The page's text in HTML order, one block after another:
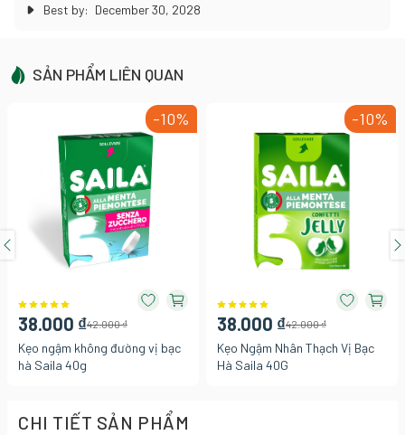
Best by: December 30, 2028
SẢN PHẨM LIÊN QUAN
-10%
38.000 ₫42.000 ₫
Kẹo ngậm không đường vị bạc
hà Saila 40g
-10%
38.000 ₫42.000 ₫
Kẹo Ngậm Nhân Thạch Vị Bạc
Hà Saila 40G
CHI TIẾT SẢN PHẨM